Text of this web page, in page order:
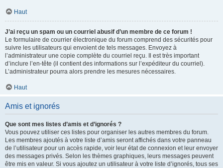
Haut
J’ai reçu un spam ou un courriel abusif d’un membre de ce forum !
Le formulaire de courrier électronique du forum comprend des sécurités pour
suivre les utilisateurs qui envoient de tels messages. Envoyez à
l’administrateur une copie complète du courriel reçu. Il est très important
d’inclure l’en-tête (il contient des informations sur l’expéditeur du courriel).
L’administrateur pourra alors prendre les mesures nécessaires.
Haut
Amis et ignorés
Que sont mes listes d’amis et d’ignorés ?
Vous pouvez utiliser ces listes pour organiser les autres membres du forum.
Les membres ajoutés à votre liste d’amis seront affichés dans votre panneau
de l’utilisateur pour un accès rapide, voir leur état de connexion et leur envoyer
des messages privés. Selon les thèmes graphiques, leurs messages peuvent
être mis en valeur. Si vous ajoutez un utilisateur à votre liste d’ignorés, tous ses